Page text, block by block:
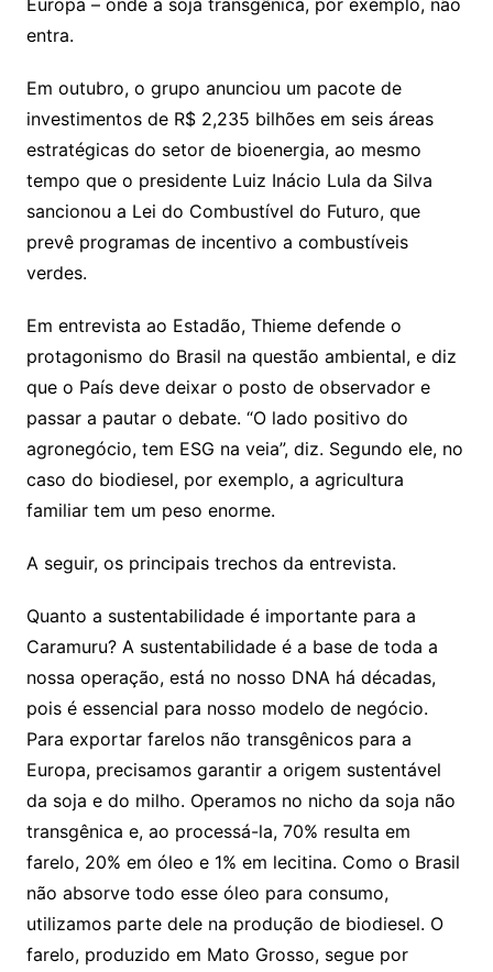
Europa – onde a soja transgênica, por exemplo, não
entra.
Em outubro, o grupo anunciou um pacote de
investimentos de R$ 2,235 bilhões em seis áreas
estratégicas do setor de bioenergia, ao mesmo
tempo que o presidente Luiz Inácio Lula da Silva
sancionou a Lei do Combustível do Futuro, que
prevê programas de incentivo a combustíveis
verdes.
Em entrevista ao Estadão, Thieme defende o
protagonismo do Brasil na questão ambiental, e diz
que o País deve deixar o posto de observador e
passar a pautar o debate. “O lado positivo do
agronegócio, tem ESG na veia”, diz. Segundo ele, no
caso do biodiesel, por exemplo, a agricultura
familiar tem um peso enorme.
A seguir, os principais trechos da entrevista.
Quanto a sustentabilidade é importante para a
Caramuru? A sustentabilidade é a base de toda a
nossa operação, está no nosso DNA há décadas,
pois é essencial para nosso modelo de negócio.
Para exportar farelos não transgênicos para a
Europa, precisamos garantir a origem sustentável
da soja e do milho. Operamos no nicho da soja não
transgênica e, ao processá-la, 70% resulta em
farelo, 20% em óleo e 1% em lecitina. Como o Brasil
não absorve todo esse óleo para consumo,
utilizamos parte dele na produção de biodiesel. O
farelo, produzido em Mato Grosso, segue por